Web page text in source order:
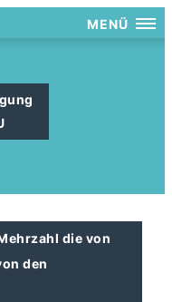
MENÜ
die von
den